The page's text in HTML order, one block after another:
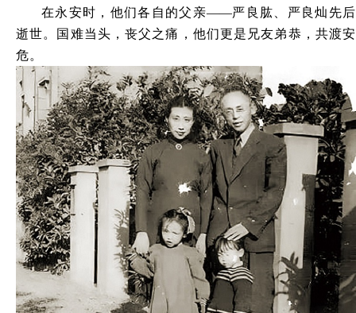
在永安时，他们各自的父亲——严良肱、严良灿先后
逝世。国难当头，丧父之痛，他们更是兄友弟恭，共渡安
危。